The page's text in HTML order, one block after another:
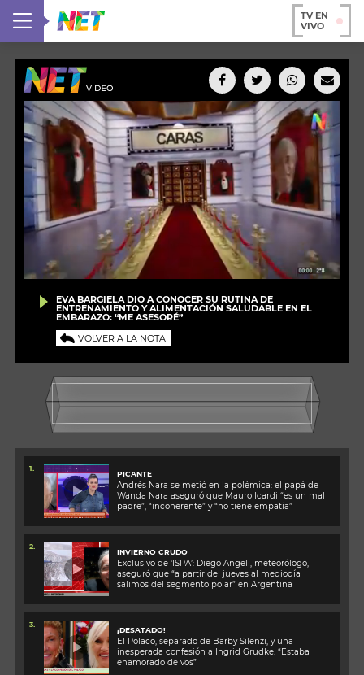
TV EN
VIVO
EVA BARGIELA DIO A CONOCER SU RUTINA DE
ENTRENAMIENTO Y ALIMENTACIÓN SALUDABLE EN EL
EMBARAZO: “ME ASESORÉ”
VOLVER A LA NOTA
1.
PICANTE
Andrés Nara se metió en la polémica: el papá de
Wanda Nara aseguró que Mauro Icardi “es un mal
padre”, “incoherente” y “no tiene empatía”
2.
INVIERNO CRUDO
Exclusivo de ‘ISPA’: Diego Angeli, meteorólogo,
aseguró que “a partir del jueves al mediodía
salimos del segmento polar” en Argentina
3.
¡DESATADO!
El Polaco, separado de Barby Silenzi, y una
inesperada confesión a Ingrid Grudke: “Estaba
enamorado de vos”